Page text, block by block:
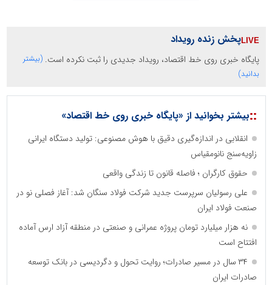
پخش زنده رویداد
پایگاه خبری روی خط اقتصاد، رویداد جدیدی را ثبت نکرده است. (بیشتر
بدانید)
::بیشتر بخوانید از «پایگاه خبری روی خط اقتصاد»
انقلابی در اندازه‌گیری دقیق با هوش مصنوعی: تولید دستگاه ایرانی
زاویه‌سنج نانومقیاس
حقوق کارگران ؛ فاصله قانون تا زندگی واقعی
علی رسولیان سرپرست جدید شرکت فولاد سنگان شد: آغاز فصلی نو در
صنعت فولاد ایران
نه هزار میلیارد تومان پروژه عمرانی و صنعتی در منطقه آزاد ارس آماده
افتتاح است
۳۴ سال در مسیر صادرات؛ روایت تحول و دگردیسی در بانک توسعه
صادرات ایران